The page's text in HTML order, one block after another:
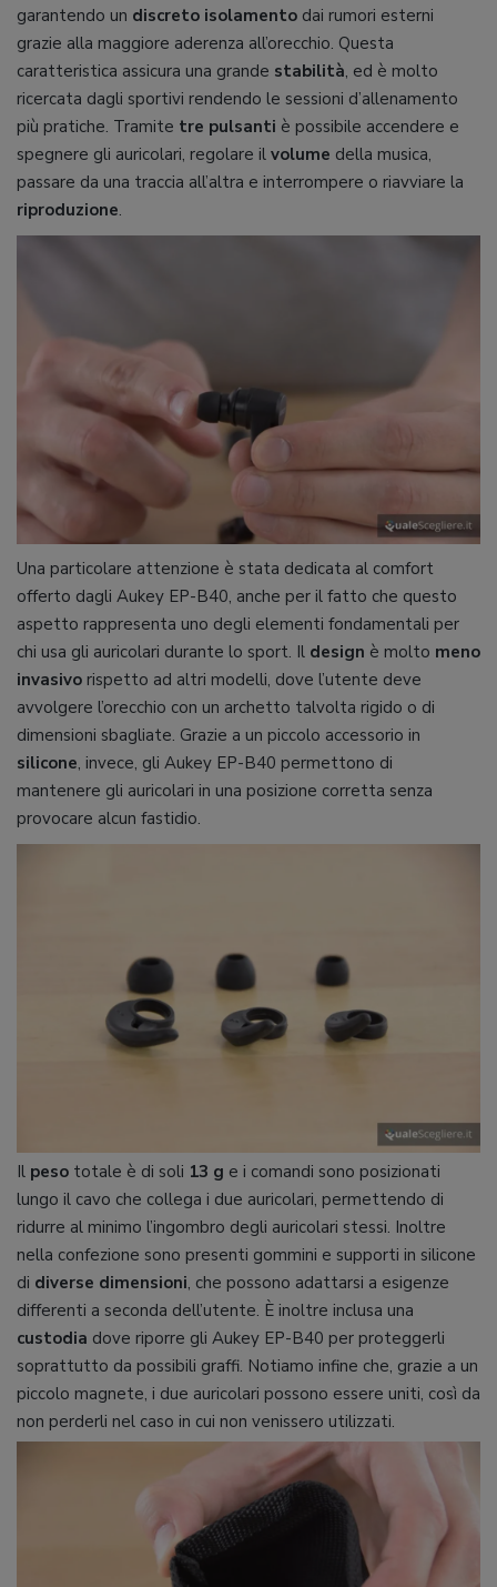
garantendo un discreto isolamento dai rumori esterni
grazie alla maggiore aderenza all’orecchio. Questa
caratteristica assicura una grande stabilità, ed è molto
ricercata dagli sportivi rendendo le sessioni d’allenamento
più pratiche. Tramite tre pulsanti è possibile accendere e
spegnere gli auricolari, regolare il volume della musica,
passare da una traccia all’altra e interrompere o riavviare la
riproduzione.
Una particolare attenzione è stata dedicata al comfort
offerto dagli Aukey EP-B40, anche per il fatto che questo
aspetto rappresenta uno degli elementi fondamentali per
chi usa gli auricolari durante lo sport. Il design è molto meno
invasivo rispetto ad altri modelli, dove l’utente deve
avvolgere l’orecchio con un archetto talvolta rigido o di
dimensioni sbagliate. Grazie a un piccolo accessorio in
silicone, invece, gli Aukey EP-B40 permettono di
mantenere gli auricolari in una posizione corretta senza
provocare alcun fastidio.
Il peso totale è di soli 13 g e i comandi sono posizionati
lungo il cavo che collega i due auricolari, permettendo di
ridurre al minimo l’ingombro degli auricolari stessi. Inoltre
nella confezione sono presenti gommini e supporti in silicone
di diverse dimensioni, che possono adattarsi a esigenze
differenti a seconda dell’utente. È inoltre inclusa una
custodia dove riporre gli Aukey EP-B40 per proteggerli
soprattutto da possibili graffi. Notiamo infine che, grazie a un
piccolo magnete, i due auricolari possono essere uniti, così da
non perderli nel caso in cui non venissero utilizzati.